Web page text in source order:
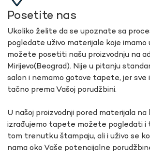
Posetite nas
Ukoliko želite da se upoznate sa
pogledate uživo materijale koje imamo
možete posetiti našu proizvodnju na
Mirijevo(Beograd). Nije u pitanju
salon i nemamo gotove tapete, jer sve
tačno prema Vašoj porudžbini.
U našoj proizvodnji pored materijala na
izrađujemo tapete možete pogledati i
tom trenutku štampaju, ali i uživo se
nama oko Vaše potencijalne